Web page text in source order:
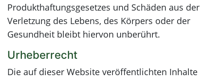
Produkthaftungsgesetzes und Schäden aus der
Verletzung des Lebens, des Körpers oder der
Gesundheit bleibt hiervon unberührt.
Urheberrecht
Die auf dieser Website veröffentlichten Inhalte